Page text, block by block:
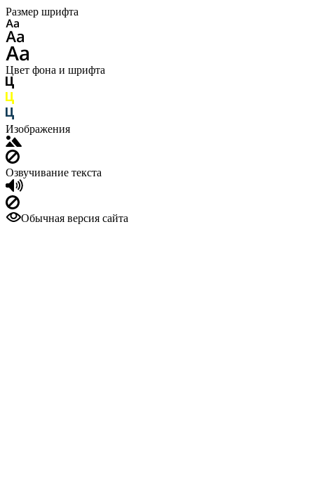
Размер шрифта
Цвет фона и шрифта
Изображения
Озвучивание текста
Обычная версия сайта